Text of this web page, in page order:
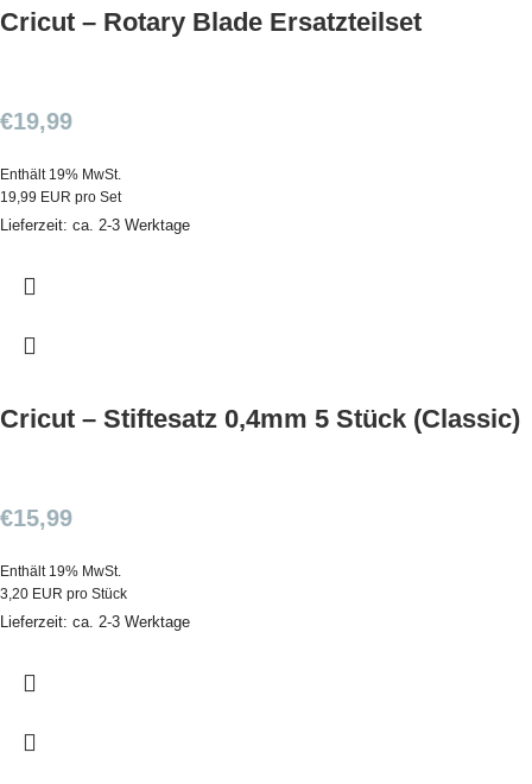
Cricut – Rotary Blade Ersatzteilset
€19,99
Enthält 19% MwSt.
19,99 EUR pro Set
Lieferzeit: ca. 2-3 Werktage
Cricut – Stiftesatz 0,4mm 5 Stück (Classic)
€15,99
Enthält 19% MwSt.
3,20 EUR pro Stück
Lieferzeit: ca. 2-3 Werktage